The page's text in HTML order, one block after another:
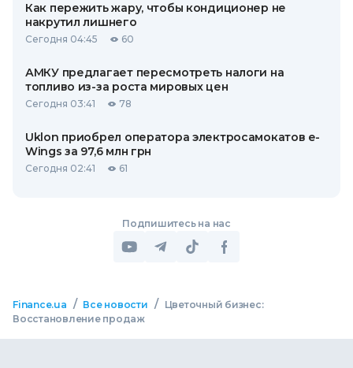
Как пережить жару, чтобы кондиционер не
накрутил лишнего
Сегодня 04:45 60
АМКУ предлагает пересмотреть налоги на
топливо из-за роста мировых цен
Сегодня 03:41 78
Uklon приобрел оператора электросамокатов e-
Wings за 97,6 млн грн
Сегодня 02:41 61
Подпишитесь на нас
Finance.ua / Все новости /
Цветочный бизнес:
Восстановление продаж